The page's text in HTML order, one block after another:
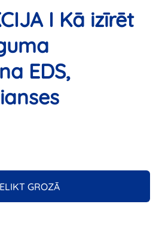
I Kā izīrēt
EDS,
GROZĀ